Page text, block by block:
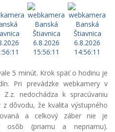
5 minút. Krok späť o hodinu je
Pri prevádzke webkamery v
nedochádza k spracúvaniu
dôvodu, že kvalita výstupného
a celkový záber nie je
osôb (priamu a nepriamu).